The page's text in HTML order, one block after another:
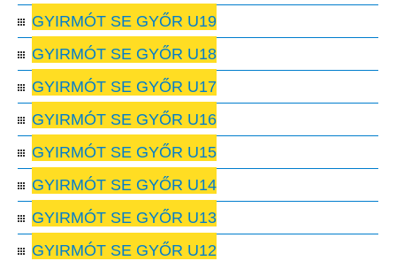
GYIRMÓT SE GYŐR U19
GYIRMÓT SE GYŐR U18
GYIRMÓT SE GYŐR U17
GYIRMÓT SE GYŐR U16
GYIRMÓT SE GYŐR U15
GYIRMÓT SE GYŐR U14
GYIRMÓT SE GYŐR U13
GYIRMÓT SE GYŐR U12